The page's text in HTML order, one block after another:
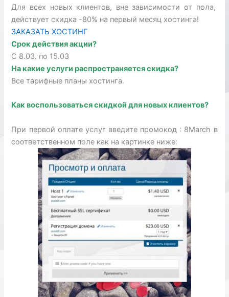
Для всех новых клиентов, вне зависимости от пола,
действует скидка -80% на первый месяц хостинга!
ЗАКАЗАТЬ ХОСТИНГ
Срок действия акции?
С 8.03. по 15.03
На какие услуги распространяется скидка?
Все тарифные планы хостинга.
Как воспользоваться скидкой для новых клиентов?
При первой оплате услуг введите промокод : 8March в
соответственном поле как на картинке ниже: